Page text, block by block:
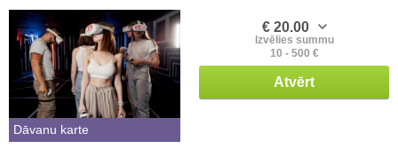
Dāvanu karte
€ 20.00
Izvēlies summu
10 - 500 €
Atvērt